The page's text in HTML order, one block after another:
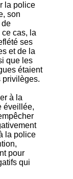
la police
son
de
cas, la
ses
et de la
que les
étaient
privilèges.
à la
éveillée,
la police
pour
qui